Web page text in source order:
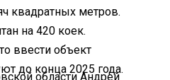
квадратных метров.
на 420 коек.
ввести объект
до конца 2025 года.
области Андрей